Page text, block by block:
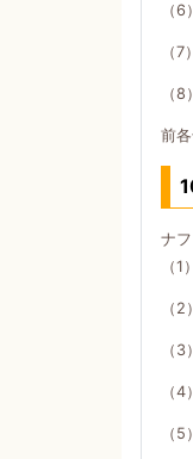
（
（
（
前
ナ
（
（
（
（
（